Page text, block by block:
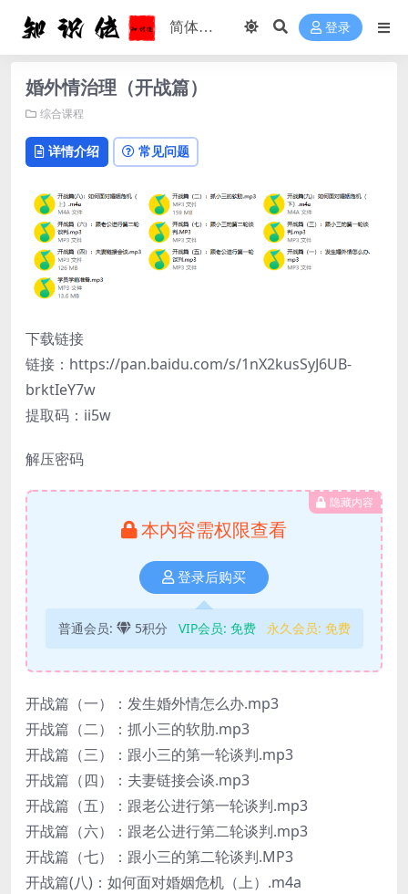
登录
婚外情治理（开战篇）
综合课程
详情介绍 常见问题
下载链接
链接：https://pan.baidu.com/s/1nX2kusSyJ6UB-
brktIeY7w
提取码：ii5w
解压密码
隐藏内容
本内容需权限查看
登录后购买
普通会员: 5积分 VIP会员: 免费 永久会员: 免费
开战篇（一）：发生婚外情怎么办.mp3
开战篇（二）：抓小三的软肋.mp3
开战篇（三）：跟小三的第一轮谈判.mp3
开战篇（四）：夫妻链接会谈.mp3
开战篇（五）：跟老公进行第一轮谈判.mp3
开战篇（六）：跟老公进行第二轮谈判.mp3
开战篇（七）：跟小三的第二轮谈判.MP3
开战篇(八)：如何面对婚姻危机（上）.m4a